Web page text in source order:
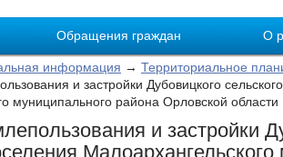
Обращения граждан О
информация → Территориальное
и застройки Дубовицкого
муниципального района Орловской области
и застройки